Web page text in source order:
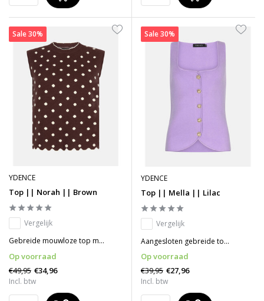
Sale 30%
YDENCE
Top || Norah || Brown
Vergelijk
Gebreide mouwloze top m...
Op voorraad
€49,95 €34,96
Incl. btw
Sale 30%
YDENCE
Top || Mella || Lilac
Vergelijk
Aangesloten gebreide to...
Op voorraad
€39,95 €27,96
Incl. btw